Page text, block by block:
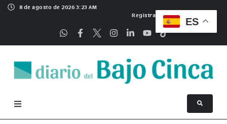
8 de agosto de 2026 3:23 AM
Registrarse
ES